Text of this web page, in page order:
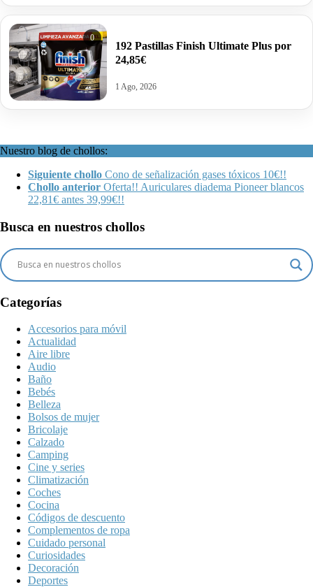
0
192 Pastillas Finish Ultimate Plus por
24,85€
1 Ago, 2026
Nuestro blog de chollos:
Siguiente chollo Cono de señalización gases tóxicos 10€!!
Chollo anterior Oferta!! Auriculares diadema Pioneer blancos
22,81€ antes 39,99€!!
Busca en nuestros chollos
Categorías
Accesorios para móvil
Actualidad
Aire libre
Audio
Baño
Bebés
Belleza
Bolsos de mujer
Bricolaje
Calzado
Camping
Cine y series
Climatización
Coches
Cocina
Códigos de descuento
Complementos de ropa
Cuidado personal
Curiosidades
Decoración
Deportes